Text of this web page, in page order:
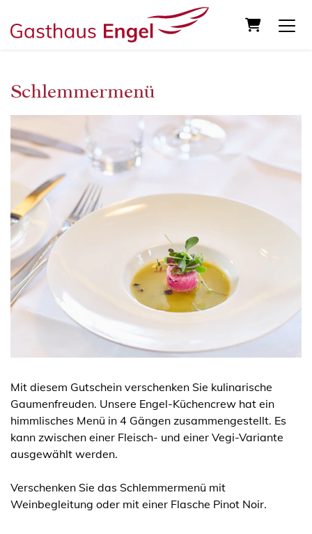
Schlemmermenü
Mit diesem Gutschein verschenken Sie kulinarische
Gaumenfreuden. Unsere Engel-Küchencrew hat ein
himmlisches Menü in 4 Gängen zusammengestellt. Es
kann zwischen einer Fleisch- und einer Vegi-Variante
ausgewählt werden.
Verschenken Sie das Schlemmermenü mit
Weinbegleitung oder mit einer Flasche Pinot Noir.